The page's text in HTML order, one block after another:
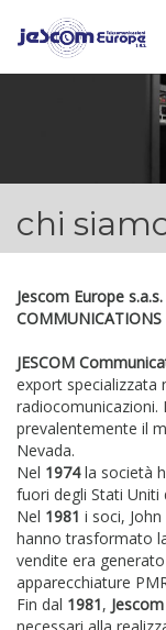
chi
Jescom Europe s.a.s.
COMMUNICATIONS
JESCOM
export specializzata
radiocomunicazioni.
prevalentemente il
Nevada.
Nel 1974la società
fuori degli Stati Uniti
Nel 1981 i soci,
hanno trasformato
vendite era
apparecchiature
Fin dal 1981, Jescom
necessari alla